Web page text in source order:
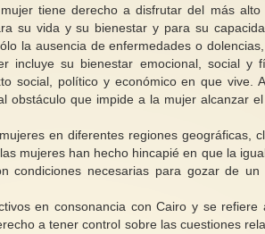
tiene derecho a disfrutar del más alto
su vida y su bienestar y para su
la ausencia de enfermedades o
incluye su bienestar emocional, social y
social, político y económico en que vive.
obstáculo que impide a la mujer alcanzar
en diferentes regiones geográficas,
mujeres han hecho hincapié en que la
condiciones necesarias para gozar de un
en consonancia con Cairo y se refiere
a tener control sobre las cuestiones